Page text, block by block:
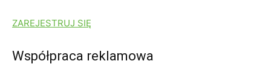
ZAREJESTRUJ SIĘ
Współpraca reklamowa